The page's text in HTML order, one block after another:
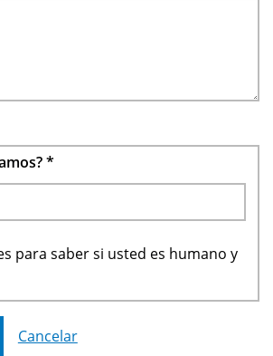
*
para saber si usted es humano y
Cancelar